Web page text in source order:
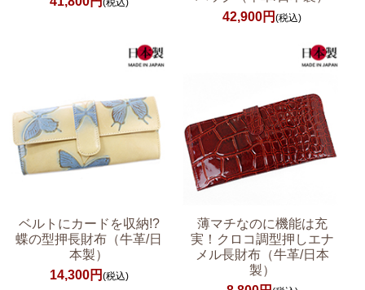
(税込)
42,900円(税込)
ベルトにカードを収納!?
蝶の型押長財布（牛革/日
本製）
14,300円 (税込)
薄マチなのに機能は充
実！クロコ調型押しエナ
メル長財布（牛革/日本
製）